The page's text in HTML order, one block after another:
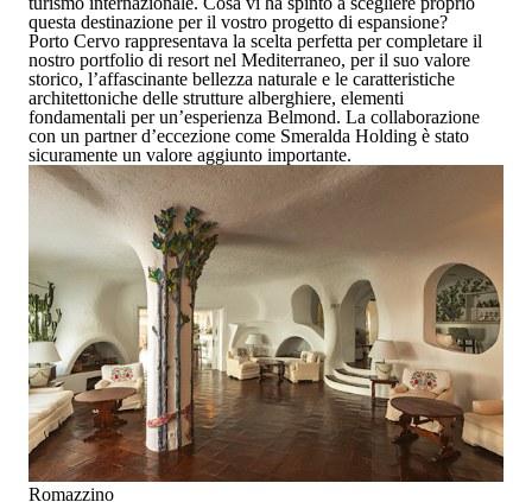
questa destinazione per il vostro progetto di espansione?
Porto Cervo rappresentava la scelta perfetta per completare il
nostro portfolio di resort nel Mediterraneo, per il suo valore
storico, l’affascinante bellezza naturale e le caratteristiche
architettoniche delle strutture alberghiere, elementi
fondamentali per un’esperienza Belmond. La collaborazione
con un partner d’eccezione come Smeralda Holding è stato
sicuramente un valore aggiunto importante.
Romazzino